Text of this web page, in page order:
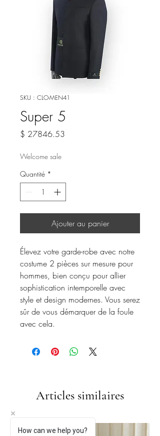
SKU : CLO-MEN41
Super 5
$ 27846.53
Welcome sale
Quantité *
Ajouter au panier
Élevez votre garde-robe avec notre
costume 2 pièces sur mesure pour
hommes, bien conçu pour allier
sophistication intemporelle avec
style et design modernes. Vous serez
sûr de vous démarquer de la foule
avec cela.
Articles similaires
How can we help you?